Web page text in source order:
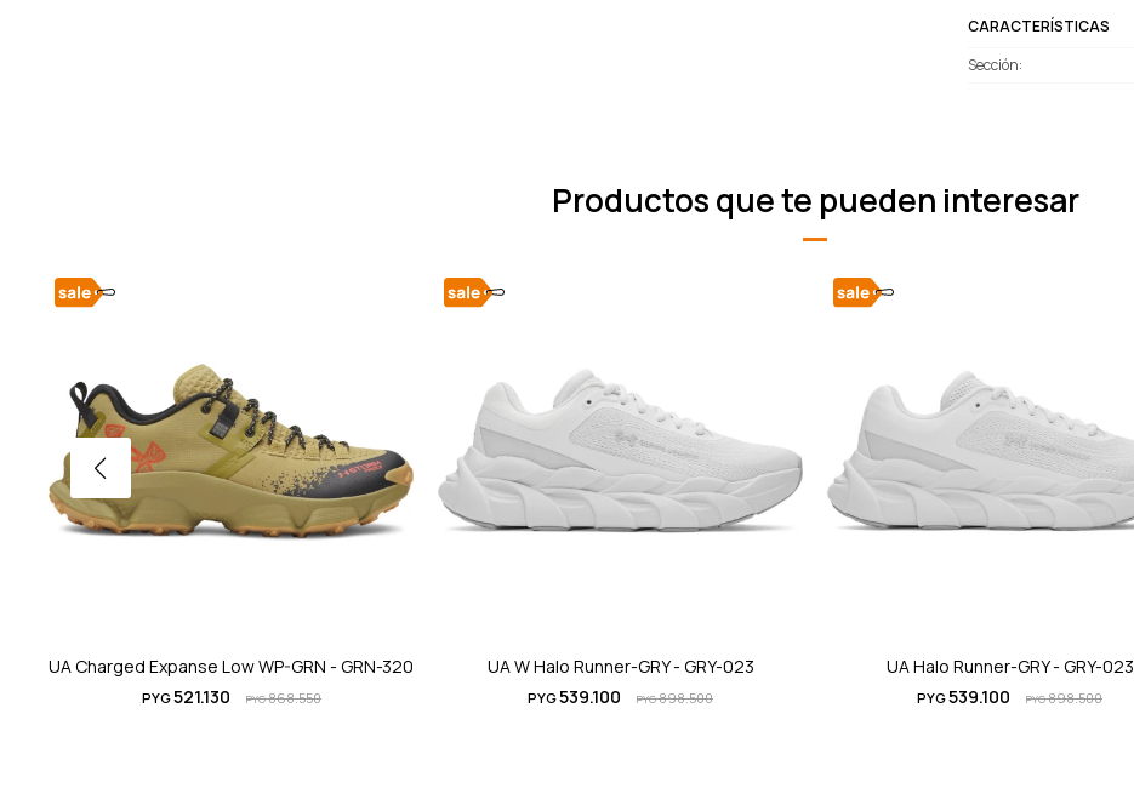
CARACTERÍSTICAS
Sección
Productos que te pueden interesar
UA Charged Expanse Low WP-GRN - GRN-320
PYG521.130 PYG868.550
UA W Halo Runner-GRY - GRY-023
PYG539.100 PYG898.500
UA Halo Runner-GRY - GRY-023
PYG539.100 PYG898.500